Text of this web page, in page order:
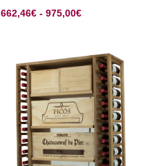
662,46€ - 975,00€